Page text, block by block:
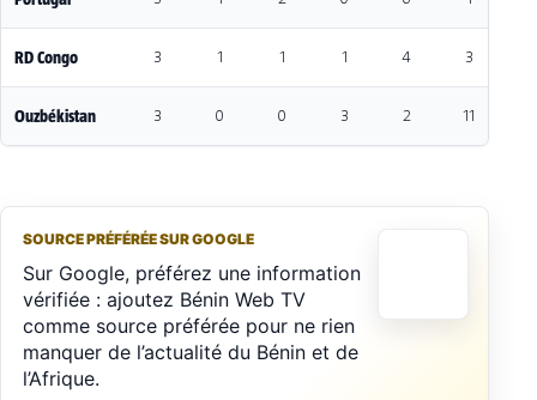
Portugal 3 1 2 0 6 1
RD Congo 3 1 1 1 4 3
Ouzbékistan 3 0 0 3 2 11
SOURCE PRÉFÉRÉE SUR GOOGLE
Sur Google, préférez une information
vérifiée : ajoutez Bénin Web TV
comme source préférée pour ne rien
manquer de l’actualité du Bénin et de
l’Afrique.